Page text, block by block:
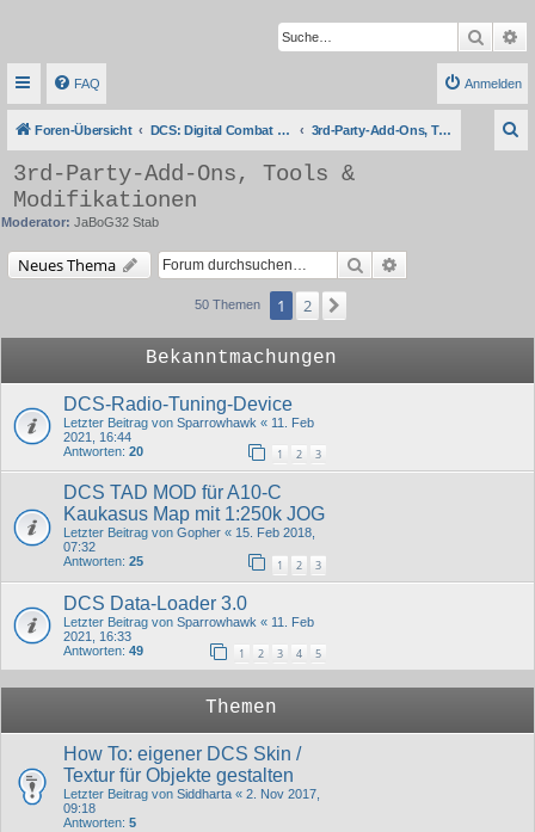
Suche
FAQ Anmelden
Foren-Übersicht DCS: Digital Combat Simulator Series 3rd-Party-Add-Ons, Tools & Modifikationen
3rd-Party-Add-Ons, Tools &
Modifikationen
Moderator: JaBoG32 Stab
Neues Thema Suche
50 Themen 1 2
Bekanntmachungen
DCS-Radio-Tuning-Device
Letzter Beitrag von Sparrowhawk « 11. Feb
2021, 16:44
Antworten: 20 1 2 3
DCS TAD MOD für A10-C
Kaukasus Map mit 1:250k JOG
Letzter Beitrag von Gopher « 15. Feb 2018,
07:32
Antworten: 25 1 2 3
DCS Data-Loader 3.0
Letzter Beitrag von Sparrowhawk « 11. Feb
2021, 16:33
Antworten: 49 1 2 3 4 5
Themen
How To: eigener DCS Skin /
Textur für Objekte gestalten
Letzter Beitrag von Siddharta « 2. Nov 2017,
09:18
Antworten: 5